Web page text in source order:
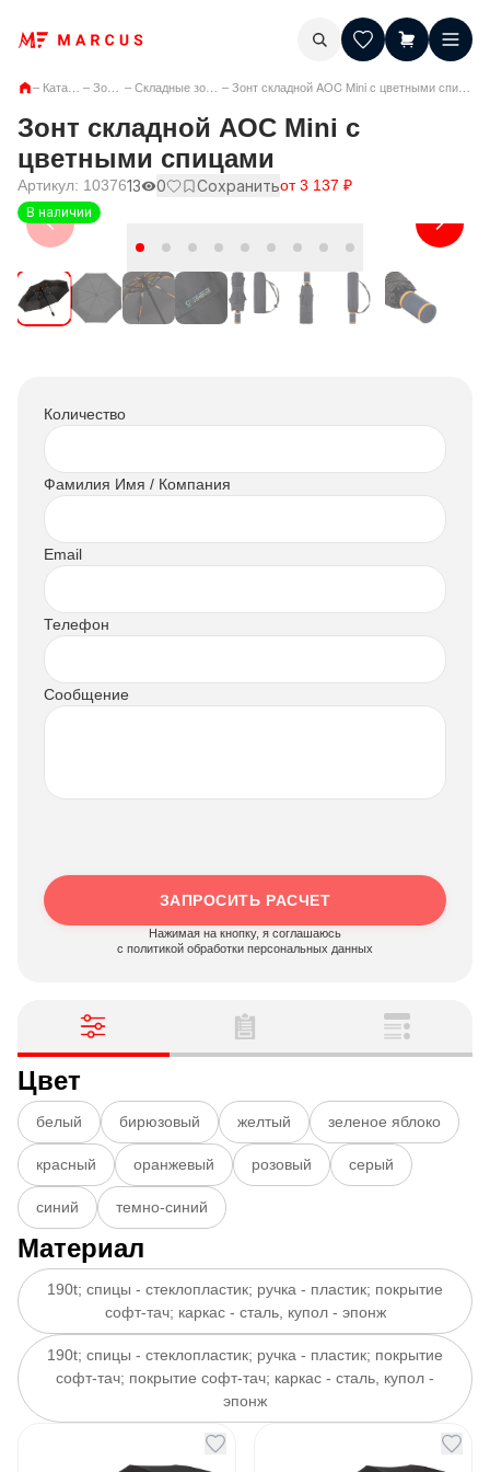
– Каталог – Зонты – Складные зонты – Зонт складной AOC Mini с цветными спицами
Зонт складной AOC Mini с
цветными спицами
Артикул: 1037613 0 Сохранитьот3 137 ₽
В наличии
Количество
Фамилия Имя / Компания
Email
Телефон
Сообщение
ЗАПРОСИТЬ РАСЧЕТ
Нажимая на кнопку, я соглашаюсь
c политикой обработки персональных данных
Цвет
белый бирюзовый желтый зеленое яблоко
красный оранжевый розовый серый
синий темно-синий
Материал
190t; спицы - стеклопластик; ручка - пластик; покрытие
софт-тач; каркас - сталь, купол - эпонж
190t; спицы - стеклопластик; ручка - пластик; покрытие
софт-тач; покрытие софт-тач; каркас - сталь, купол -
эпонж
Mini с цветными
Mini с цветными